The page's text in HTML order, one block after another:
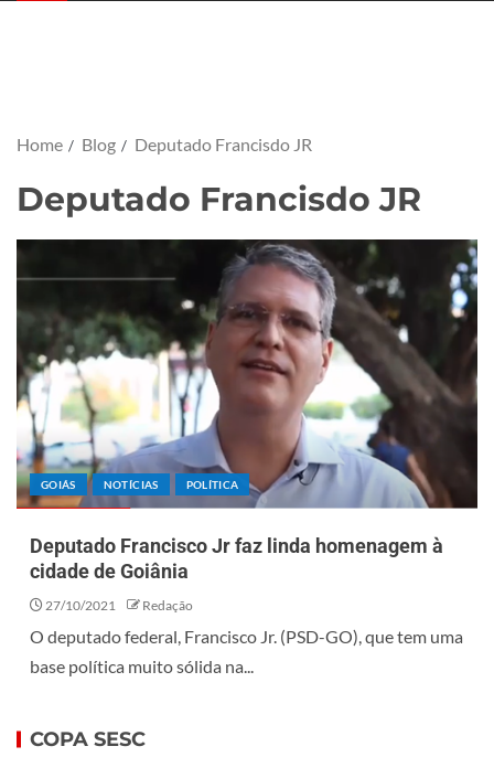
Home Blog Deputado Francisdo JR
Deputado Francisdo JR
GOIÁS NOTÍCIAS POLÍTICA
Deputado Francisco Jr faz linda homenagem à
cidade de Goiânia
27/10/2021 Redação
O deputado federal, Francisco Jr. (PSD-GO), que tem uma
base política muito sólida na...
COPA SESC